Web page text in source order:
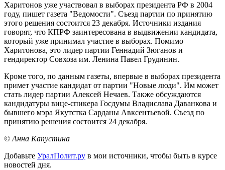
Харитонов уже участвовал в выборах президента РФ в 2004
году, пишет газета "Ведомости". Съезд партии по принятию
этого решения состоится 23 декабря. Источники издания
говорят, что КПРФ заинтересована в выдвижении кандидата,
который уже принимал участие в выборах. Помимо
Харитонова, это лидер партии Геннадий Зюганов и
гендиректор Совхоза им. Ленина Павел Грудинин.
Кроме того, по данным газеты, впервые в выборах президента
примет участие кандидат от партии "Новые люди". Им может
стать лидер партии Алексей Нечаев. Также обсуждаются
кандидатуры вице-спикера Госдумы Владислава Даванкова и
бывшего мэра Якутстка Сарданы Авксентьевой. Съезд по
принятию решения состоится 24 декабря.
© Анна Капустина
Добавьте УралПолит.ру в мои источники, чтобы быть в курсе
новостей дня.